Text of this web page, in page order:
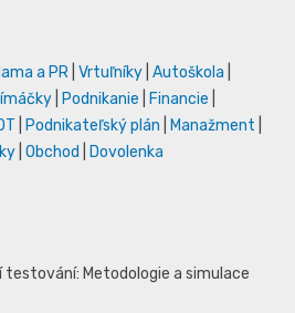
a PR Vrtuľníky Autoškola
Podnikanie Financie
Podnikateľský plán Manažment
Obchod Dovolenka
testování: Metodologie a simulace